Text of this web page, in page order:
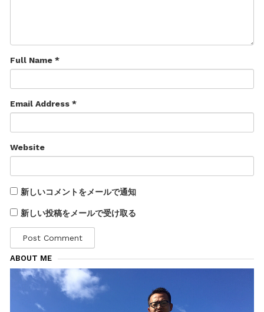
Full Name *
Email Address *
Website
新しいコメントをメールで通知
新しい投稿をメールで受け取る
ABOUT ME